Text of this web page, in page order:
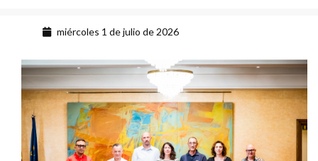
miércoles 1 de julio de 2026